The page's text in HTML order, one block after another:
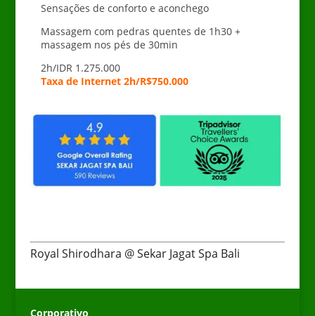
Sensações de conforto e aconchego
Massagem com pedras quentes de 1h30 +
massagem nos pés de 30min
2h/IDR 1.275.000
Taxa de Internet 2h/R$750.000
Royal Shirodhara @ Sekar Jagat Spa Bali
Corporativo